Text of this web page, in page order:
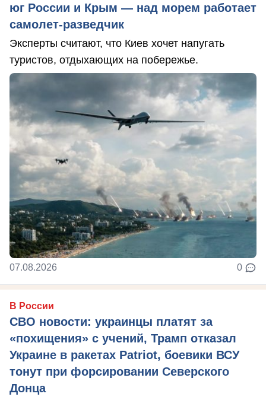
юг России и Крым — над морем работает
самолет-разведчик
Эксперты считают, что Киев хочет напугать
туристов, отдыхающих на побережье.
07.08.2026 0
В России
СВО новости: украинцы платят за
«похищения» с учений, Трамп отказал
Украине в ракетах Patriot, боевики ВСУ
тонут при форсировании Северского
Донца